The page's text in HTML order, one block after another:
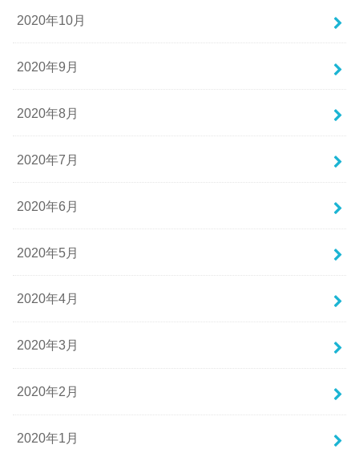
2020年10月
2020年9月
2020年8月
2020年7月
2020年6月
2020年5月
2020年4月
2020年3月
2020年2月
2020年1月